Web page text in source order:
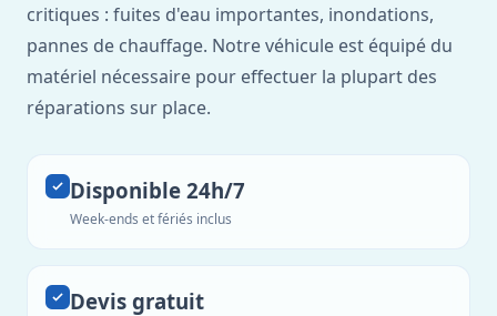
critiques : fuites d'eau importantes, inondations,
pannes de chauffage. Notre véhicule est équipé du
matériel nécessaire pour effectuer la plupart des
réparations sur place.
Disponible 24h/7
Week-ends et fériés inclus
Devis gratuit